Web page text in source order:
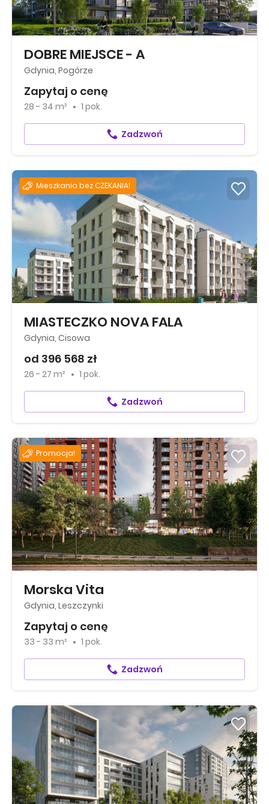
DOBRE MIEJSCE - A
Gdynia, Pogórze
Zapytaj o cenę
28 - 34 m² 1 pok.
Zadzwoń
Mieszkania bez CZEKANIA!
MIASTECZKO NOVA FALA
Gdynia, Cisowa
od 396 568 zł
26 - 27 m² 1 pok.
Zadzwoń
Promocja!
Morska Vita
Gdynia, Leszczynki
Zapytaj o cenę
33 - 33 m² 1 pok.
Zadzwoń